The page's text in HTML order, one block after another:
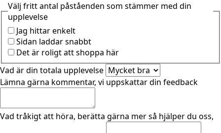
Välj fritt antal påståenden som stämmer med din
upplevelse
Jag hittar enkelt
Sidan laddar snabbt
Det är roligt att shoppa här
Vad är din totala upplevelse
Lämna gärna kommentar, vi uppskattar din feedback
Vad tråkigt att höra, berätta gärna mer så hjälper du oss,